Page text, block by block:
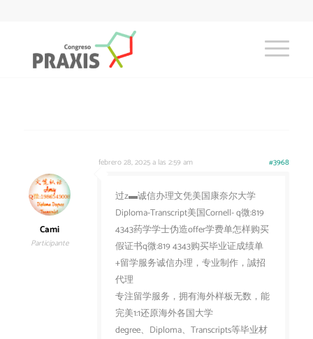
febrero 28, 2025 a las 2:59 am #3968
Cami
Participante
过z▬诚信办理文凭美国康奈尔大学
Diploma-Transcript美国Cornell- q微:819
4343药学学士伪造offer学费单怎样购买
假证书q微:819 4343购买毕业证成绩单
+留学服务诚信办理，专业制作，誠招
代理
专注留学服务，拥有海外样板无数，能
完美1:1还原海外各国大学
degree、Diploma、Transcripts等毕业材